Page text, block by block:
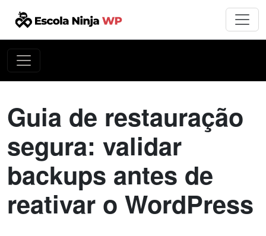
Guia de restauração
segura: validar
backups antes de
reativar o WordPress